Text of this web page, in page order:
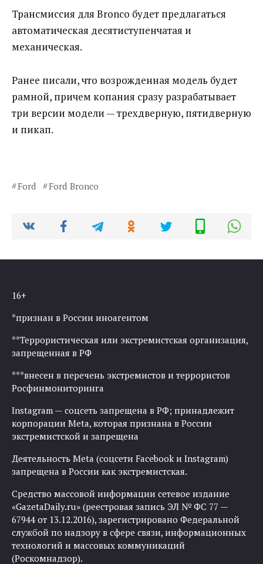
Трансмиссия для Bronco будет предлагаться
автоматическая десятиступенчатая и
механическая.
Ранее писали, что возрожденная модель будет
рамной, причем копания сразу разрабатывает
три версии модели — трехдверную, пятидверную
и пикап.
Ford Ford Bronco
16+
*признан в России иноагентом
**Террористическая или экстремистская организация,
запрещенная в РФ
***внесен в перечень экстремистов и террористов
Росфинмониторинга
Instagram — соцсеть запрещена в РФ; принадлежит
корпорации Meta, которая признана в России
экстремистской и запрещена
Деятельность Meta (соцсети Facebook и Instagram)
запрещена в России как экстремистская.
Средство массовой информации сетевое издание
«GazetaDaily.ru» (реестровая запись ЭЛ № ФС 77 —
67944 от 13.12.2016), зарегистрировано Федеральной
службой по надзору в сфере связи, информационных
технологий и массовых коммуникаций
(Роскомнадзор).